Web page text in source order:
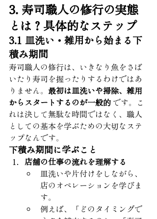
3. 寿司職人の修行の実態
とは？具体的なステップ
3.1 皿洗い・雑用から始まる下
積み期間
寿司職人の修行は、いきなり魚をさば
いたり寿司を握ったりするわけではあ
りません。 最初は皿洗いや掃除、雑用
からスタートするのが一般的 です。こ
れは決して無駄な時間ではなく、職人
としての基本を学ぶための大切なステ
ップなんです。
下積み期間に学ぶこと
店舗の仕事の流れを理解する
皿洗いや片付けをしながら、
店のオペレーションを学びま
す。
例えば、「どのタイミングで